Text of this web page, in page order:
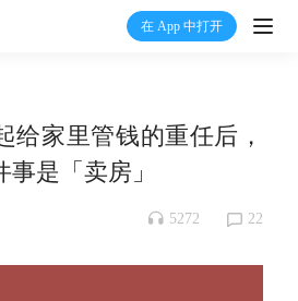
在 App 中打开
打
有知
给家里管钱的重任后，
是「卖房」
5272 22